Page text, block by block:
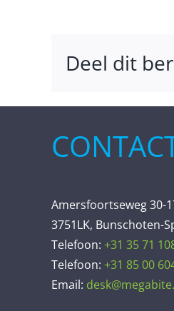
Deel dit
Amersfoortseweg 30-
3751LK, Bunschoten-
Telefoon: +31 35 71
Telefoon: +31 85 00
Email: